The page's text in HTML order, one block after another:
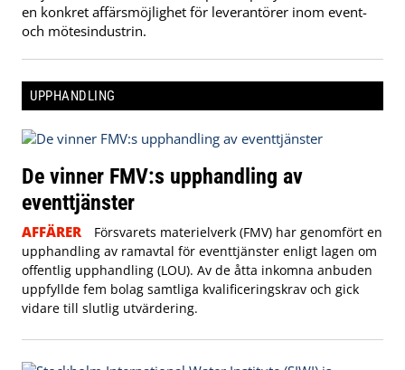
en konkret affärsmöjlighet för leverantörer inom event-
och mötesindustrin.
UPPHANDLING
De vinner FMV:s upphandling av
eventtjänster
AFFÄRER
Försvarets materielverk (FMV) har genomfört en
upphandling av ramavtal för eventtjänster enligt lagen om
offentlig upphandling (LOU). Av de åtta inkomna anbuden
uppfyllde fem bolag samtliga kvalificeringskrav och gick
vidare till slutlig utvärdering.